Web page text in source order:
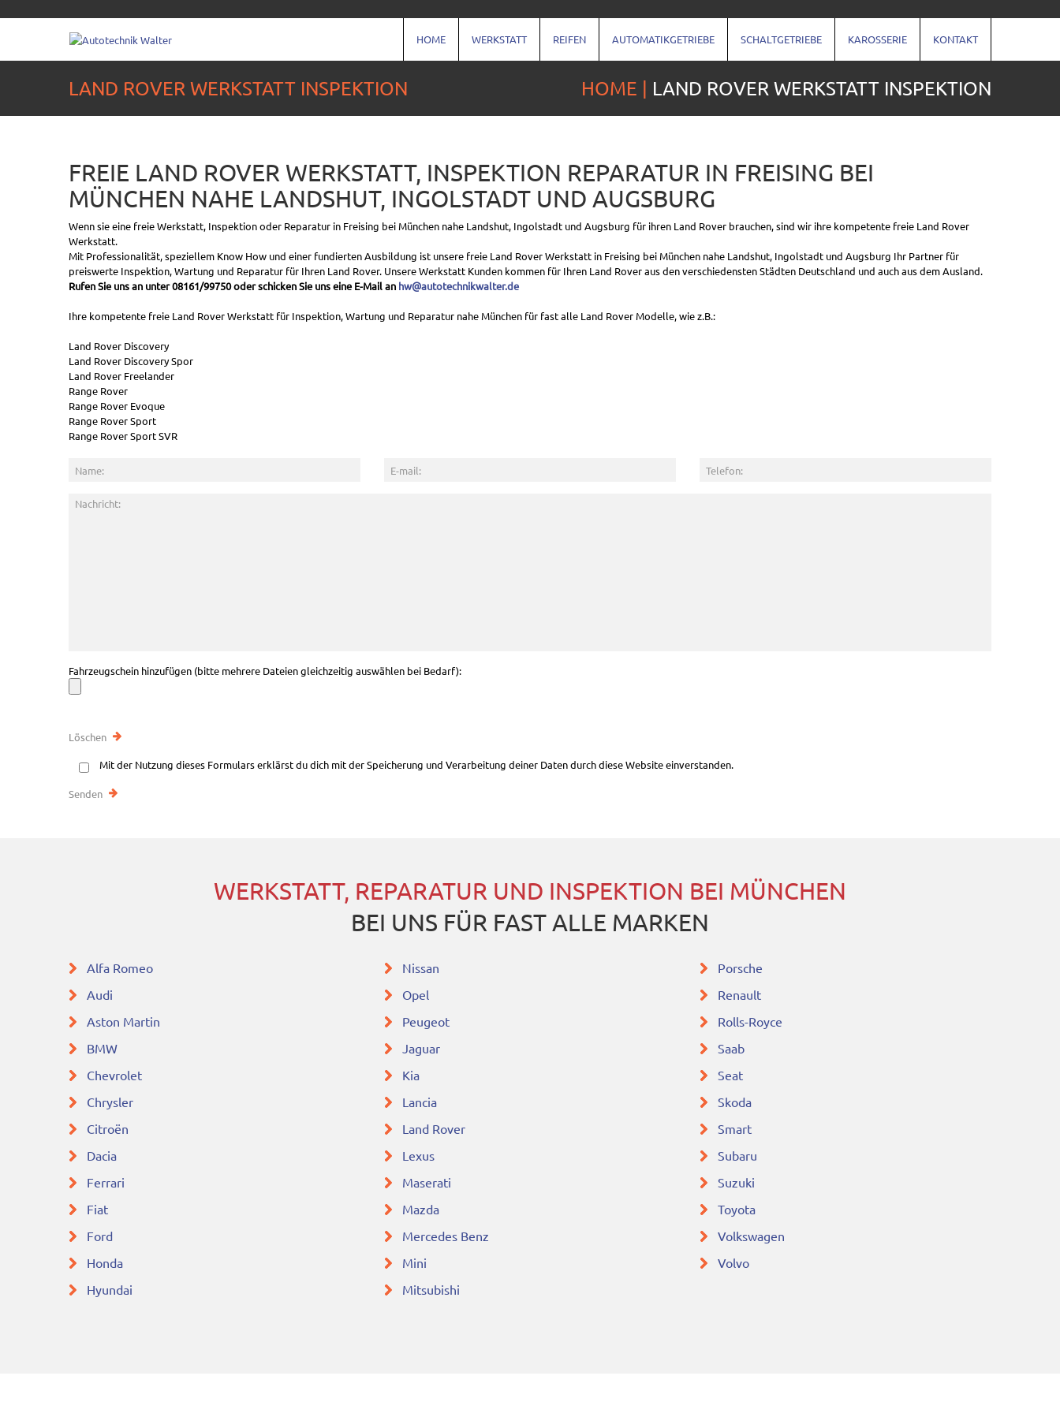
HOME WERKSTATT REIFEN AUTOMATIKGETRIEBE SCHALTGETRIEBE KAROSSERIE KONTAKT
LAND ROVER WERKSTATT INSPEKTION HOME LAND ROVER WERKSTATT INSPEKTION
FREIE LAND ROVER WERKSTATT, INSPEKTION REPARATUR IN FREISING BEI
MÜNCHEN NAHE LANDSHUT, INGOLSTADT UND AUGSBURG
Wenn sie eine freie Werkstatt, Inspektion oder Reparatur in Freising bei München nahe Landshut, Ingolstadt und Augsburg für ihren Land Rover brauchen, sind wir ihre kompetente freie Land Rover
Werkstatt.
Mit Professionalität, speziellem Know How und einer fundierten Ausbildung ist unsere freie Land Rover Werkstatt in Freising bei München nahe Landshut, Ingolstadt und Augsburg Ihr Partner für
preiswerte Inspektion, Wartung und Reparatur für Ihren Land Rover. Unsere Werkstatt Kunden kommen für Ihren Land Rover aus den verschiedensten Städten Deutschland und auch aus dem Ausland.
Rufen Sie uns an unter 08161/99750 oder schicken Sie uns eine E-Mail an hw@autotechnikwalter.de
Ihre kompetente freie Land Rover Werkstatt für Inspektion, Wartung und Reparatur nahe München für fast alle Land Rover Modelle, wie z.B.:
Land Rover Discovery
Land Rover Discovery Spor
Land Rover Freelander
Range Rover
Range Rover Evoque
Range Rover Sport
Range Rover Sport SVR
Fahrzeugschein hinzufügen (bitte mehrere Dateien gleichzeitig auswählen bei Bedarf):
Mit der Nutzung dieses Formulars erklärst du dich mit der Speicherung und Verarbeitung deiner Daten durch diese Website einverstanden.
WERKSTATT, REPARATUR UND INSPEKTION BEI MÜNCHEN
BEI UNS FÜR FAST ALLE MARKEN
Alfa Romeo
Audi
Aston Martin
BMW
Chevrolet
Chrysler
Citroën
Dacia
Ferrari
Fiat
Ford
Honda
Hyundai
Nissan
Opel
Peugeot
Jaguar
Kia
Lancia
Land Rover
Lexus
Maserati
Mazda
Mercedes Benz
Mini
Mitsubishi
Porsche
Renault
Rolls-Royce
Saab
Seat
Skoda
Smart
Subaru
Suzuki
Toyota
Volkswagen
Volvo